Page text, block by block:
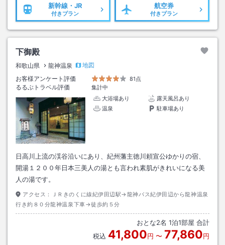
新幹線・JR
付きプラン
航空券
付きプラン
下御殿
和歌山県 龍神温泉
地図
お客様アンケート評価
81点
るるぶトラベル評価
集計中
大浴場あり
露天風呂あり
温泉
駐車場あり
日高川上流の渓谷沿いにあり、紀州藩主徳川頼宣公ゆかりの宿、
開湯１２００年日本三美人の湯とも言われ素肌がきれいになる美
人の湯です。
アクセス：
ＪＲきのくに線紀伊田辺駅→龍神バス紀伊田辺から龍神温泉
行き約８０分龍神温泉下車→徒歩約５分
おとな2名 1泊1部屋 合計
税込 41,800円 〜 77,860円